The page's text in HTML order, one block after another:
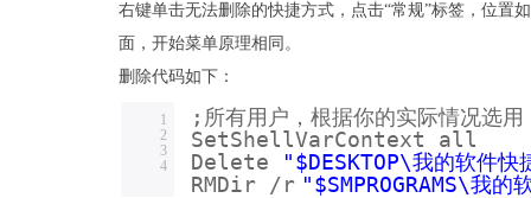
右键单击无法删除的快捷方式，点击“常规”标签，位置
面，开始菜单原理相同。
删除代码如下：
1
2
3
4
;所有用户，根据你的实际情况选用
SetShellVarContext all
Delete
"$DESKTOP\我的软件
RMDir /r "$SMPROGRAMS\我的